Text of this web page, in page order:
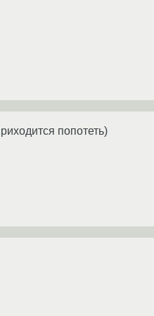
попотеть)